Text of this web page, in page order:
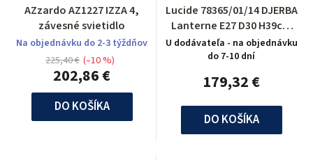
AZzardo AZ1227 IZZA 4,
závesné svietidlo
Na objednávku do 2-3 týždňov
202,86 €
225,40 € (–10 %)
DO KOŠÍKA
Lucide 78365/01/14 DJERBA
Lanterne E27 D30 H39cm
Acryl/Argenté
U dodávateľa - na objednávku
do 7-10 dní
179,32 €
DO KOŠÍKA